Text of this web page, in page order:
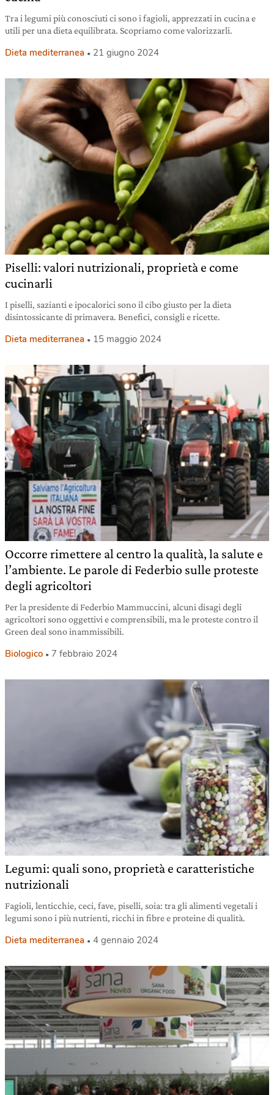
Tra i legumi più conosciuti ci sono i fagioli, apprezzati in cucina e
utili per una dieta equilibrata. Scopriamo come valorizzarli.
Dieta mediterranea 21 giugno 2024
Piselli: valori nutrizionali, proprietà e come
cucinarli
I piselli, sazianti e ipocalorici sono il cibo giusto per la dieta
disintossicante di primavera. Benefici, consigli e ricette.
Dieta mediterranea 15 maggio 2024
Occorre rimettere al centro la qualità, la salute e
l’ambiente. Le parole di Federbio sulle proteste
degli agricoltori
Per la presidente di Federbio Mammuccini, alcuni disagi degli
agricoltori sono oggettivi e comprensibili, ma le proteste contro il
Green deal sono inammissibili.
Biologico 7 febbraio 2024
Legumi: quali sono, proprietà e caratteristiche
nutrizionali
Fagioli, lenticchie, ceci, fave, piselli, soia: tra gli alimenti vegetali i
legumi sono i più nutrienti, ricchi in fibre e proteine di qualità.
Dieta mediterranea 4 gennaio 2024